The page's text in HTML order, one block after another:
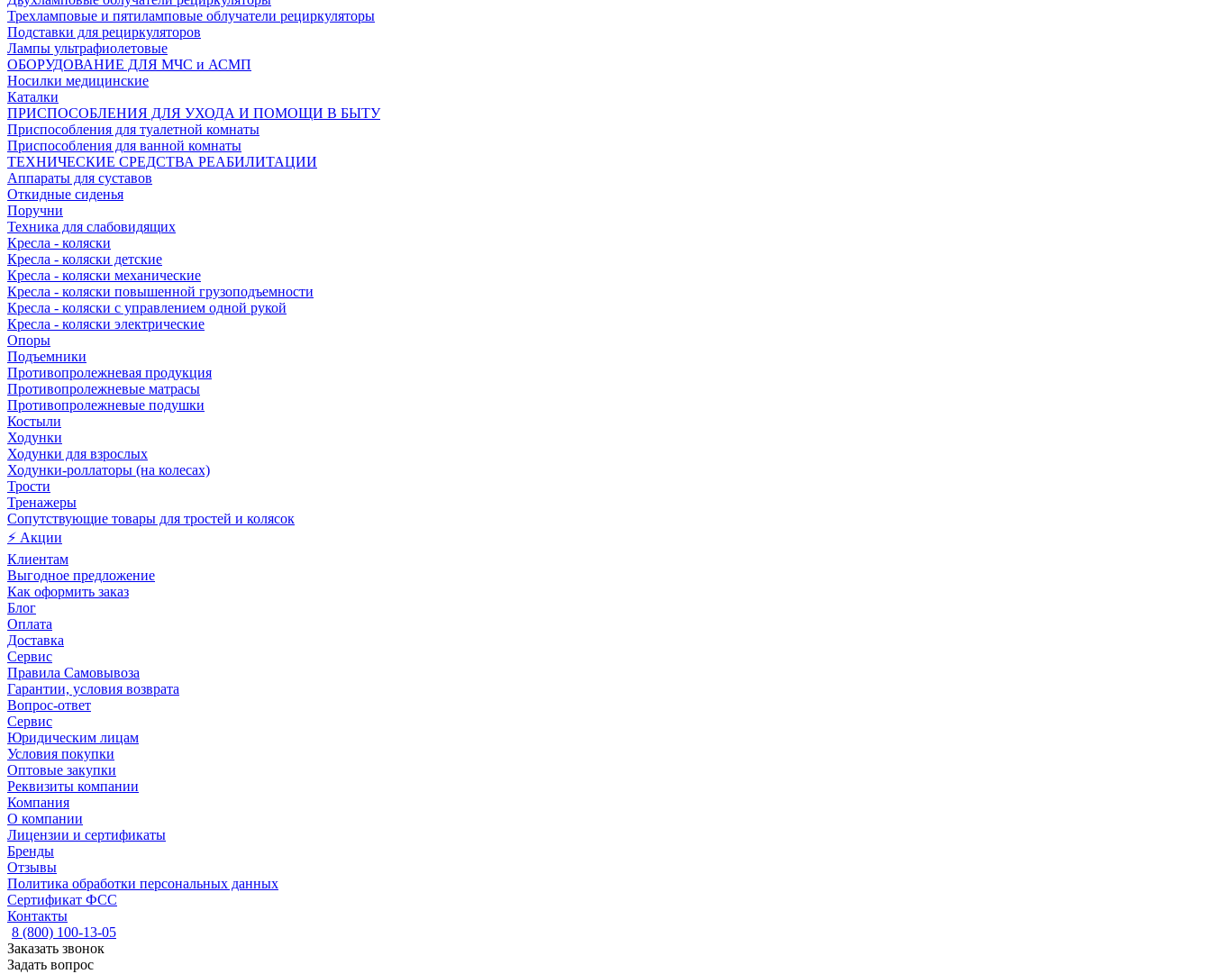
Трехламповые и пятиламповые облучатели рециркуляторы
Подставки для рециркуляторов
Лампы ультрафиолетовые
ОБОРУДОВАНИЕ ДЛЯ МЧС и АСМП
Носилки медицинские
Каталки
ПРИСПОСОБЛЕНИЯ ДЛЯ УХОДА И ПОМОЩИ В БЫТУ
Приспособления для туалетной комнаты
Приспособления для ванной комнаты
ТЕХНИЧЕСКИЕ СРЕДСТВА РЕАБИЛИТАЦИИ
Аппараты для суставов
Откидные сиденья
Поручни
Техника для слабовидящих
Кресла - коляски
Кресла - коляски детские
Кресла - коляски механические
Кресла - коляски повышенной грузоподъемности
Кресла - коляски с управлением одной рукой
Кресла - коляски электрические
Опоры
Подъемники
Противопролежневая продукция
Противопролежневые матрасы
Противопролежневые подушки
Костыли
Ходунки
Ходунки для взрослых
Ходунки-роллаторы (на колесах)
Трости
Тренажеры
Сопутствующие товары для тростей и колясок
⚡ Акции
Клиентам
Выгодное предложение
Как оформить заказ
Блог
Оплата
Доставка
Сервис
Правила Самовывоза
Гарантии, условия возврата
Вопрос-ответ
Сервис
Юридическим лицам
Условия покупки
Оптовые закупки
Реквизиты компании
Компания
О компании
Лицензии и сертификаты
Бренды
Отзывы
Политика обработки персональных данных
Сертификат ФСС
Контакты
8 (800) 100-13-05
Заказать звонок
Задать вопрос